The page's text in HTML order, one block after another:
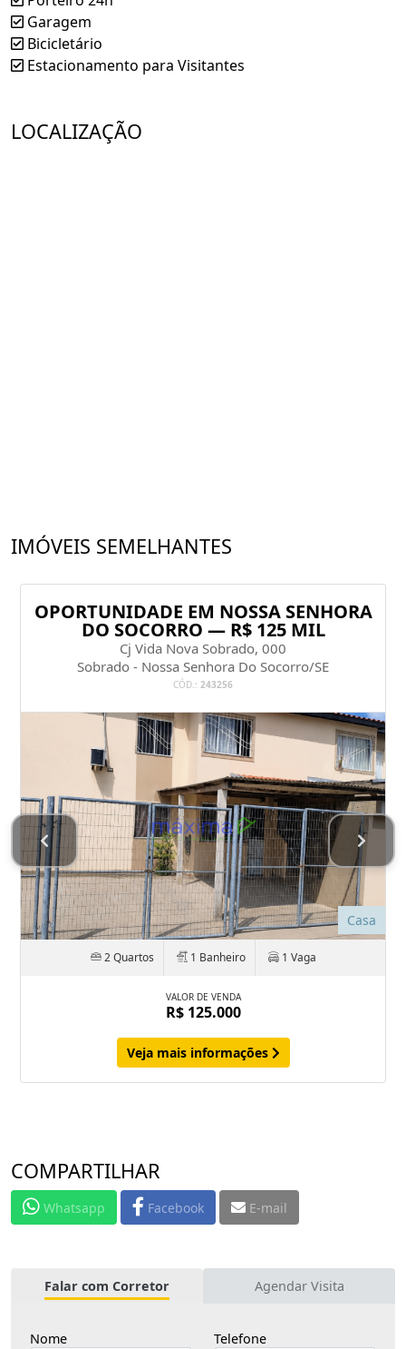
Garagem
Bicicletário
Estacionamento para Visitantes
LOCALIZAÇÃO
IMÓVEIS SEMELHANTES
OPORTUNIDADE EM NOSSA SENHORA
DO SOCORRO — R$ 125 MIL
Cj Vida Nova Sobrado, 000
Sobrado - Nossa Senhora Do Socorro/SE
CÓD.: 243256
Casa
2 Quartos 1 Banheiro 1 Vaga
VALOR DE VENDA
R$ 125.000
Veja mais informações
COMPARTILHAR
Whatsapp Facebook E-mail
Falar com Corretor Agendar Visita
Nome Telefone